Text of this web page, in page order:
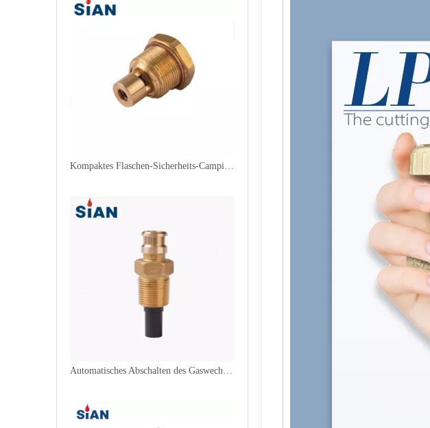
Kompaktes Flaschen-Sicherheits-Camping-LPG-Ventil
Automatisches Abschalten des Gaswechselventils für Flüssiggas